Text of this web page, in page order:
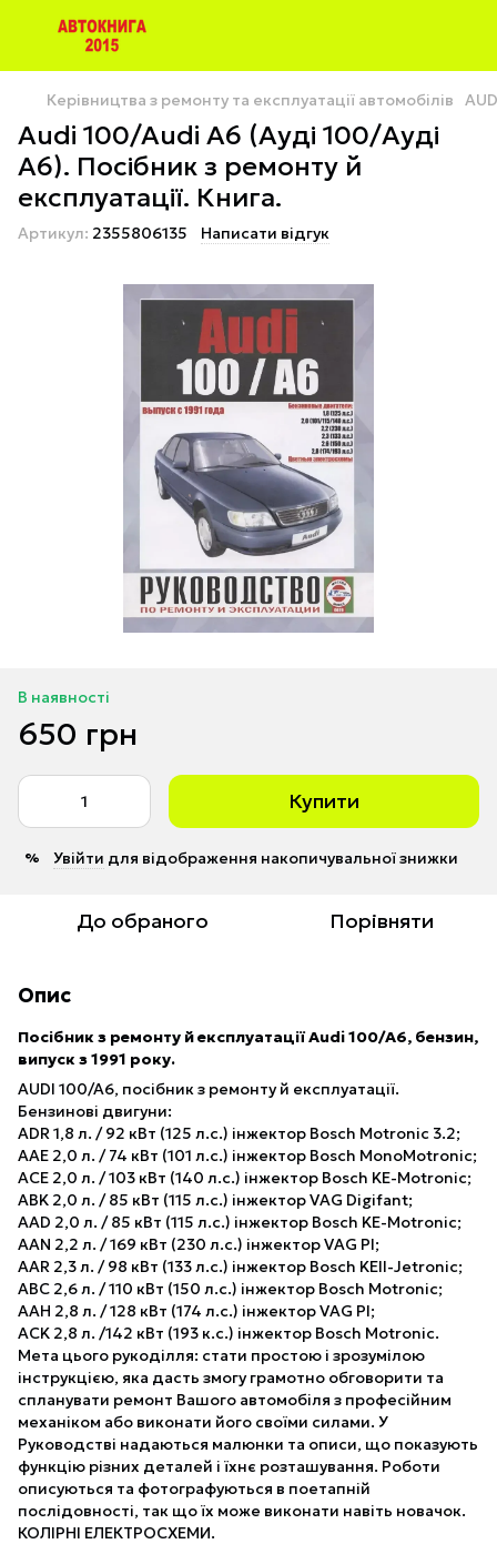
Керівництва з ремонту та експлуатації автомобілів
Audi 100/Audi A6 (Ауді 100/Ауді
А6). Посібник з ремонту й
експлуатації. Книга.
Артикул: 2355806135 Написати відгук
В наявності
650 грн
Купити
% Увійти для відображення накопичувальної знижки
До обраного Порівняти
Опис
Посібник з ремонту й експлуатації Audi 100/A6, бензин,
випуск з 1991 року.
AUDI 100/A6, посібник з ремонту й експлуатації.
Бензинові двигуни:
ADR 1,8 л. / 92 кВт (125 л.с.) інжектор Bosch Motronic 3.2;
AAE 2,0 л. / 74 кВт (101 л.с.) інжектор Bosch MonoMotronic;
ACE 2,0 л. / 103 кВт (140 л.с.) інжектор Bosch KE-Motronic;
ABK 2,0 л. / 85 кВт (115 л.с.) інжектор VAG Digifant;
AAD 2,0 л. / 85 кВт (115 л.с.) інжектор Bosch KE-Motronic;
AAN 2,2 л. / 169 кВт (230 л.с.) інжектор VAG PI;
AAR 2,3 л. / 98 кВт (133 л.с.) інжектор Bosch KEII-Jetronic;
ABC 2,6 л. / 110 кВт (150 л.с.) інжектор Bosch Motronic;
AAH 2,8 л. / 128 кВт (174 л.с.) інжектор VAG PI;
ACK 2,8 л. /142 кВт (193 к.с.) інжектор Bosch Motronic.
Мета цього рукоділля: стати простою і зрозумілою
інструкцією, яка дасть змогу грамотно обговорити та
спланувати ремонт Вашого автомобіля з професійним
механіком або виконати його своїми силами. У
Руководстві надаються малюнки та описи, що показують
функцію різних деталей і їхнє розташування. Роботи
описуються та фотографуються в поетапній
послідовності, так що їх може виконати навіть новачок.
КОЛІРНІ ЕЛЕКТРОСХЕМИ.